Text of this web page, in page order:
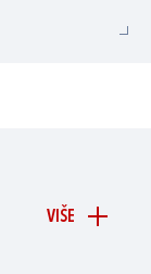
VIŠE